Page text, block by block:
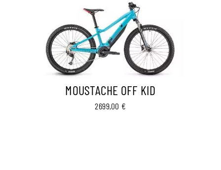
MOUSTACHE OFF KID
2699,00 €